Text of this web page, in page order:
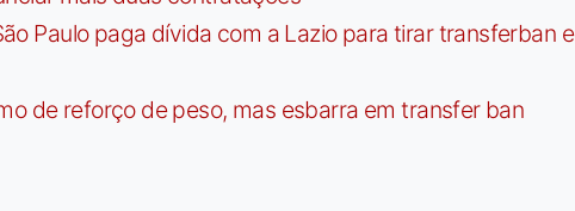
Paulo paga dívida com a Lazio para tirar transferban e
de reforço de peso, mas esbarra em transfer ban